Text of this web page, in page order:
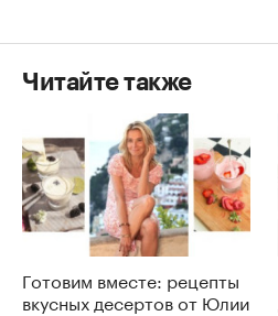
Читайте также
Готовим вместе: рецепты
вкусных десертов от Юлии